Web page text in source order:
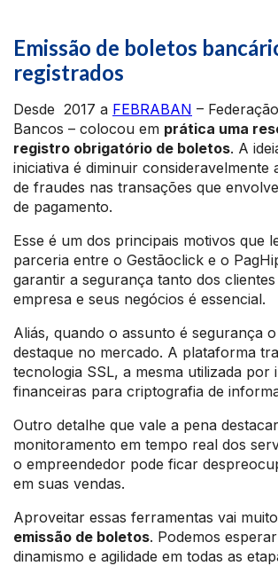
Emissão de boletos
registrados
Desde 2017 a FEBRABAN –
Bancos – colocou em prática uma
registro obrigatório de boletos. A
iniciativa é diminuir consideravelmente
de fraudes nas transações que
de pagamento.
Esse é um dos principais motivos que
parceria entre o Gestãoclick e o
garantir a segurança tanto dos
empresa e seus negócios é essencial.
Aliás, quando o assunto é segurança
destaque no mercado. A plataforma
tecnologia SSL, a mesma utilizada por
financeiras para criptografia de
Outro detalhe que vale a pena
monitoramento em tempo real dos
o empreendedor pode ficar
em suas vendas.
Aproveitar essas ferramentas vai
emissão de boletos. Podemos
dinamismo e agilidade em todas as